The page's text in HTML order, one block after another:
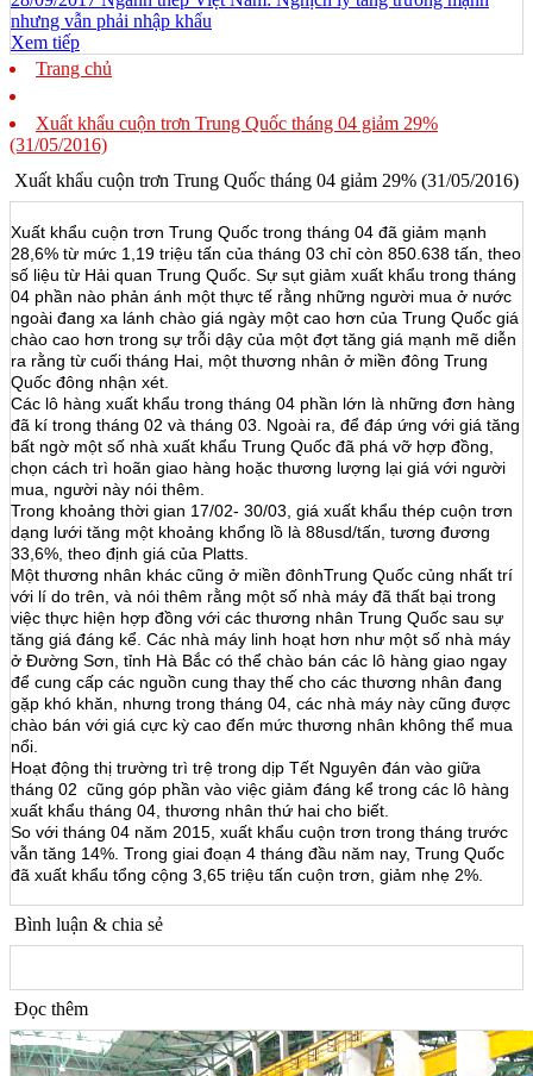
nhưng vẫn phải nhập khẩu
Xem tiếp
Trang chủ
Xuất khẩu cuộn trơn Trung Quốc tháng 04 giảm 29%
(31/05/2016)
Xuất khẩu cuộn trơn Trung Quốc tháng 04 giảm 29% (31/05/2016)
Xuất khẩu cuộn trơn Trung Quốc trong tháng 04 đã giảm mạnh
28,6% từ mức 1,19 triệu tấn của tháng 03 chỉ còn 850.638 tấn, theo
số liệu từ Hải quan Trung Quốc. Sự sụt giảm xuất khẩu trong tháng
04 phần nào phản ánh một thực tế rằng những người mua ở nước
ngoài đang xa lánh chào giá ngày một cao hơn của Trung Quốc giá
chào cao hơn trong sự trỗi dậy của một đợt tăng giá mạnh mẽ diễn
ra rằng từ cuối tháng Hai, một thương nhân ở miền đông Trung
Quốc đông nhận xét.
Các lô hàng xuất khẩu trong tháng 04 phần lớn là những đơn hàng
đã kí trong tháng 02 và tháng 03. Ngoài ra, để đáp ứng với giá tăng
bất ngờ một số nhà xuất khẩu Trung Quốc đã phá vỡ hợp đồng,
chọn cách trì hoãn giao hàng hoặc thương lượng lại giá với người
mua, người này nói thêm.
Trong khoảng thời gian 17/02- 30/03, giá xuất khẩu thép cuộn trơn
dạng lưới tăng một khoảng khổng lồ là 88usd/tấn, tương đương
33,6%, theo định giá của Platts.
Một thương nhân khác cũng ở miền đônhTrung Quốc củng nhất trí
với lí do trên, và nói thêm rằng một số nhà máy đã thất bại trong
việc thực hiện hợp đồng với các thương nhân Trung Quốc sau sự
tăng giá đáng kể. Các nhà máy linh hoạt hơn như một số nhà máy
ở Đường Sơn, tỉnh Hà Bắc có thể chào bán các lô hàng giao ngay
để cung cấp các nguồn cung thay thế cho các thương nhân đang
gặp khó khăn, nhưng trong tháng 04, các nhà máy này cũng được
chào bán với giá cực kỳ cao đến mức thương nhân không thể mua
nổi.
Hoạt động thị trường trì trệ trong dịp Tết Nguyên đán vào giữa
tháng 02 cũng góp phần vào việc giảm đáng kể trong các lô hàng
xuất khẩu tháng 04, thương nhân thứ hai cho biết.
So với tháng 04 năm 2015, xuất khẩu cuộn trơn trong tháng trước
vẫn tăng 14%. Trong giai đoạn 4 tháng đầu năm nay, Trung Quốc
đã xuất khẩu tổng cộng 3,65 triệu tấn cuộn trơn, giảm nhẹ 2%.
Bình luận & chia sẻ
Đọc thêm